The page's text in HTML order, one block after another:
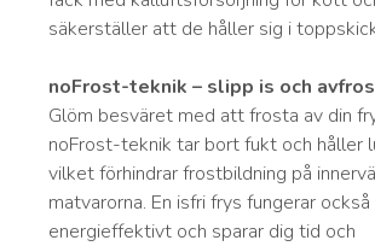
säkerställer att de håller sig i
noFrost-teknik – slipp is och
Glöm besväret med att frosta av din
noFrost-teknik tar bort fukt och håller
vilket förhindrar frostbildning på
matvarorna. En isfri frys fungerar
energieffektivt och sparar dig tid och